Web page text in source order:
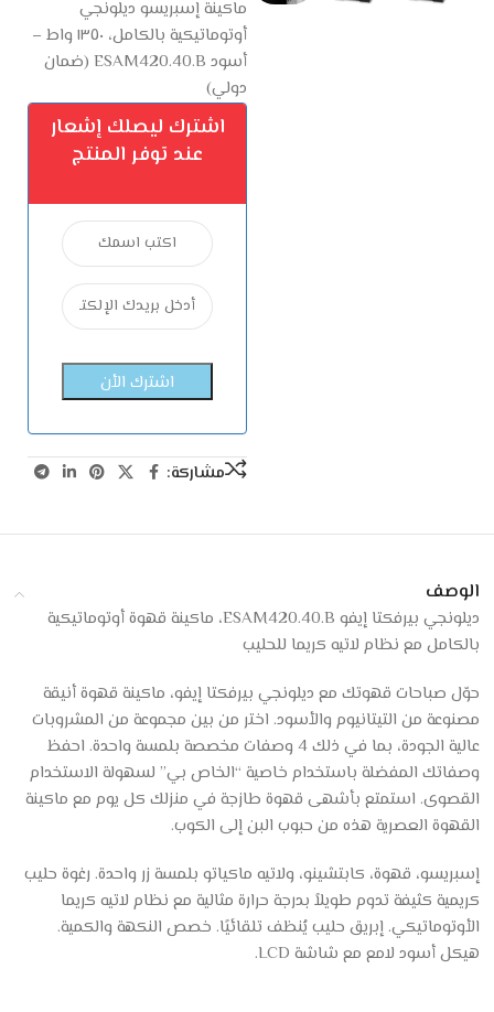
ماكينة إسبريسو ديلونجي
أوتوماتيكية بالكامل، ١٣٥٠ واط –
أسود ESAM420.40.B (ضمان
دولي)
اشترك ليصلك إشعار
عند توفر المنتج
مشاركة:
الوصف
ديلونجي بيرفكتا إيفو ESAM420.40.B، ماكينة قهوة أوتوماتيكية
بالكامل مع نظام لاتيه كريما للحليب
حوّل صباحات قهوتك مع ديلونجي بيرفكتا إيفو، ماكينة قهوة أنيقة
مصنوعة من التيتانيوم والأسود. اختر من بين مجموعة من المشروبات
عالية الجودة، بما في ذلك 4 وصفات مخصصة بلمسة واحدة. احفظ
وصفاتك المفضلة باستخدام خاصية “الخاص بي” لسهولة الاستخدام
القصوى. استمتع بأشهى قهوة طازجة في منزلك كل يوم مع ماكينة
القهوة العصرية هذه من حبوب البن إلى الكوب.
إسبريسو، قهوة، كابتشينو، ولاتيه ماكياتو بلمسة زر واحدة. رغوة حليب
كريمية كثيفة تدوم طويلاً بدرجة حرارة مثالية مع نظام لاتيه كريما
الأوتوماتيكي. إبريق حليب يُنظف تلقائيًا. خصص النكهة والكمية.
هيكل أسود لامع مع شاشة LCD.